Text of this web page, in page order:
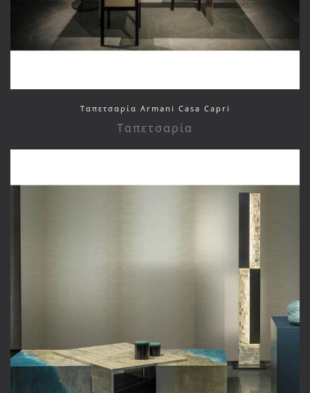
Ταπετσαρία Armani Casa Capri
Ταπετσαρία